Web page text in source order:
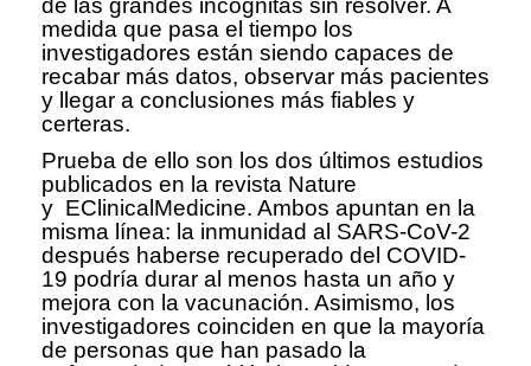
de las grandes incógnitas sin resolver. A
medida que pasa el tiempo los
investigadores están siendo capaces de
recabar más datos, observar más pacientes
y llegar a conclusiones más fiables y
certeras.
Prueba de ello son los dos últimos estudios
publicados en la revista Nature
y EClinicalMedicine. Ambos apuntan en la
misma línea: la inmunidad al SARS-CoV-2
después haberse recuperado del COVID-
19 podría durar al menos hasta un año y
mejora con la vacunación. Asimismo, los
investigadores coinciden en que la mayoría
de personas que han pasado la